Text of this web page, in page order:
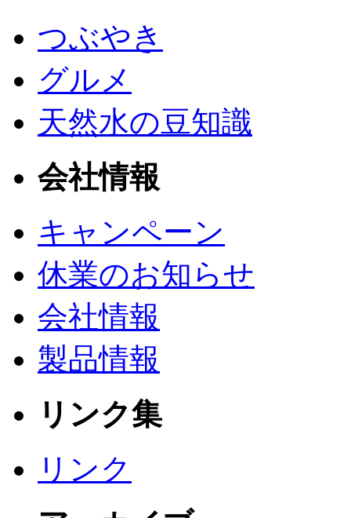
つぶやき
グルメ
天然水の豆知識
会社情報
キャンペーン
休業のお知らせ
会社情報
製品情報
リンク集
リンク